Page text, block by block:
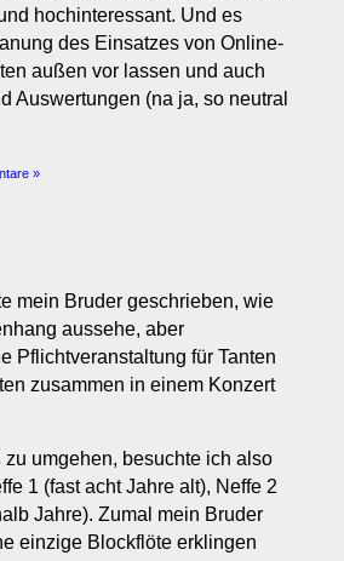
hochinteressant. Und es
des Einsatzes von Online-
außen vor lassen und auch
Auswertungen (na ja, so neutral
»
mein Bruder geschrieben, wie
aussehe, aber
Pflichtveranstaltung für Tanten
zusammen in einem Konzert
umgehen, besuchte ich also
1 (fast acht Jahre alt), Neffe 2
Jahre). Zumal mein Bruder
einzige Blockflöte erklingen